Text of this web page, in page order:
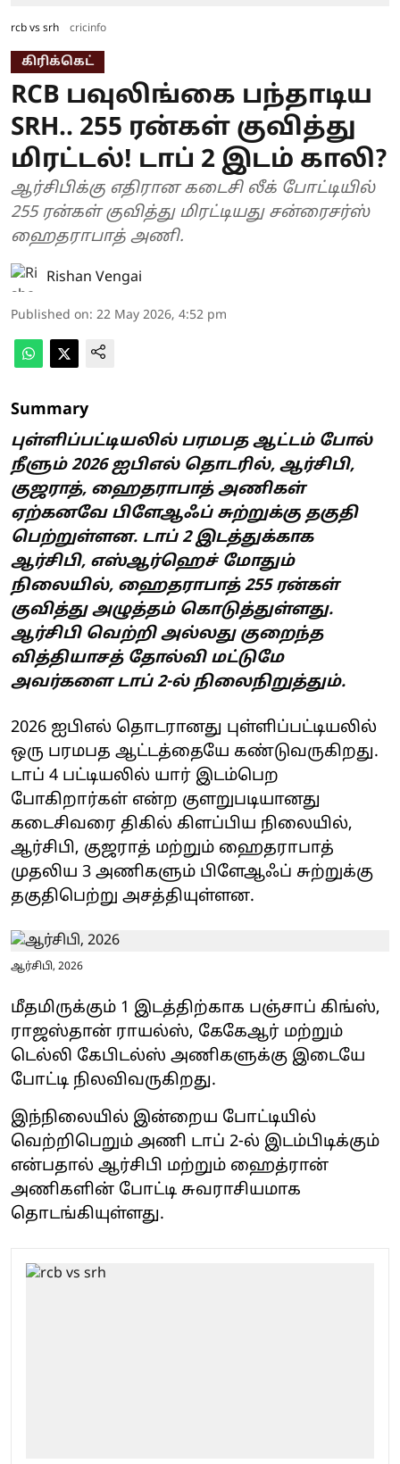
rcb vs srh cricinfo
கிரிக்கெட்
RCB பவுலிங்கை பந்தாடிய
SRH.. 255 ரன்கள் குவித்து
மிரட்டல்! டாப் 2 இடம் காலி?
ஆர்சிபிக்கு எதிரான கடைசி லீக் போட்டியில்
255 ரன்கள் குவித்து மிரட்டியது சன்ரைசர்ஸ்
ஹைதராபாத் அணி.
Rishan Vengai
Published on: 22 May 2026, 4:52 pm
Summary
புள்ளிப்பட்டியலில் பரமபத ஆட்டம் போல்
நீளும் 2026 ஐபிஎல் தொடரில், ஆர்சிபி,
குஜராத், ஹைதராபாத் அணிகள்
ஏற்கனவே பிளேஆஃப் சுற்றுக்கு தகுதி
பெற்றுள்ளன. டாப் 2 இடத்துக்காக
ஆர்சிபி, எஸ்ஆர்ஹெச் மோதும்
நிலையில், ஹைதராபாத் 255 ரன்கள்
குவித்து அழுத்தம் கொடுத்துள்ளது.
ஆர்சிபி வெற்றி அல்லது குறைந்த
வித்தியாசத் தோல்வி மட்டுமே
அவர்களை டாப் 2-ல் நிலைநிறுத்தும்.
2026 ஐபிஎல் தொடரானது புள்ளிப்பட்டியலில்
ஒரு பரமபத ஆட்டத்தையே கண்டுவருகிறது.
டாப் 4 பட்டியலில் யார் இடம்பெற
போகிறார்கள் என்ற குளறுபடியானது
கடைசிவரை திகில் கிளப்பிய நிலையில்,
ஆர்சிபி, குஜராத் மற்றும் ஹைதராபாத்
முதலிய 3 அணிகளும் பிளேஆஃப் சுற்றுக்கு
தகுதிபெற்று அசத்தியுள்ளன.
ஆர்சிபி, 2026
மீதமிருக்கும் 1 இடத்திற்காக பஞ்சாப் கிங்ஸ்,
ராஜஸ்தான் ராயல்ஸ், கேகேஆர் மற்றும்
டெல்லி கேபிடல்ஸ் அணிகளுக்கு இடையே
போட்டி நிலவிவருகிறது.
இந்நிலையில் இன்றைய போட்டியில்
வெற்றிபெறும் அணி டாப் 2-ல் இடம்பிடிக்கும்
என்பதால் ஆர்சிபி மற்றும் ஹைத்ரான்
அணிகளின் போட்டி சுவராசியமாக
தொடங்கியுள்ளது.